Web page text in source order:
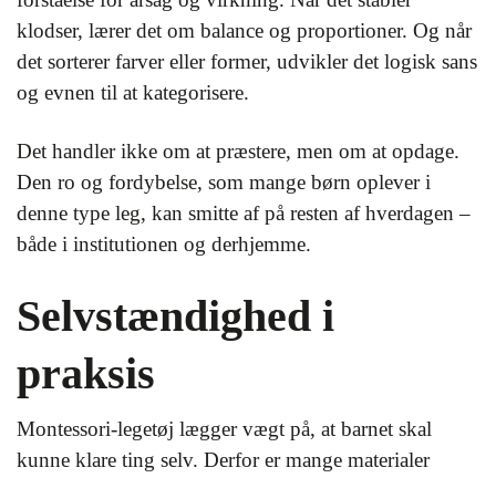
klodser, lærer det om balance og proportioner. Og når
det sorterer farver eller former, udvikler det logisk sans
og evnen til at kategorisere.
Det handler ikke om at præstere, men om at opdage.
Den ro og fordybelse, som mange børn oplever i
denne type leg, kan smitte af på resten af hverdagen –
både i institutionen og derhjemme.
Selvstændighed i
praksis
Montessori-legetøj lægger vægt på, at barnet skal
kunne klare ting selv. Derfor er mange materialer